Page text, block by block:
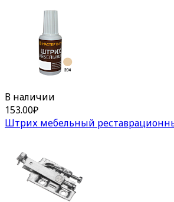
В наличии
153.00₽
Штрих мебельный